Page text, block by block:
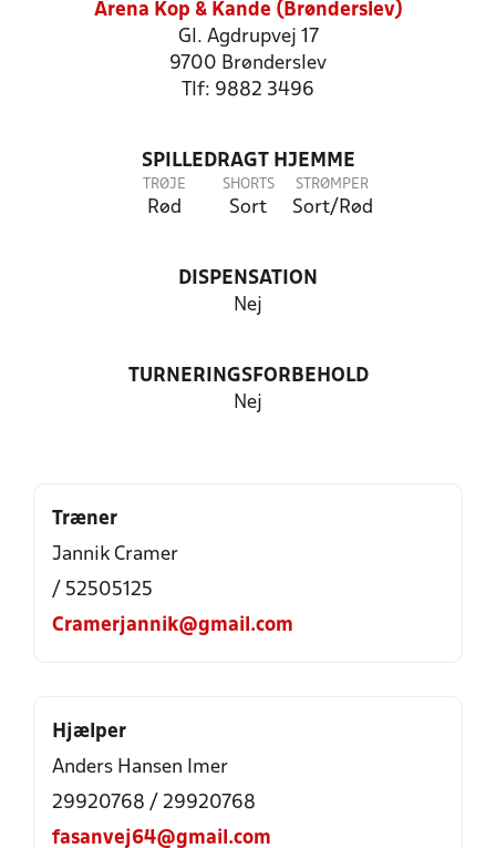
Arena Kop & Kande (Brønderslev)
Gl. Agdrupvej 17
9700 Brønderslev
Tlf: 9882 3496
SPILLEDRAGT HJEMME
TRØJE
Rød
SHORTS
Sort
STRØMPER
Sort/Rød
DISPENSATION
Nej
TURNERINGSFORBEHOLD
Nej
Træner
Jannik Cramer
/ 52505125
Cramerjannik@gmail.com
Hjælper
Anders Hansen Imer
29920768 / 29920768
fasanvej64@gmail.com